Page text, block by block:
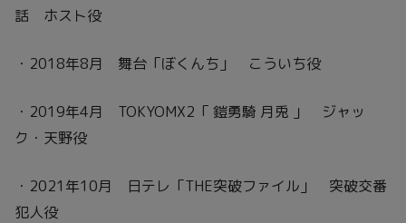
話 ホスト役
・2018年8月 舞台「ぼくんち」 こういち役
・2019年4月 TOKYOMX2「 鎧勇騎 月兎 」 ジャッ
ク・天野役
・2021年10月 日テレ「THE突破ファイル」 突破交番
犯人役